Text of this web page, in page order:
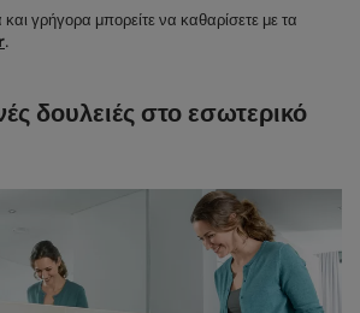
γρήγορα μπορείτε να καθαρίσετε με τα
.
δουλειές στο εσωτερικό